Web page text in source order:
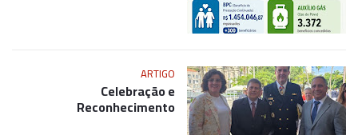
ARTIGO
Celebração e
Reconhecimento